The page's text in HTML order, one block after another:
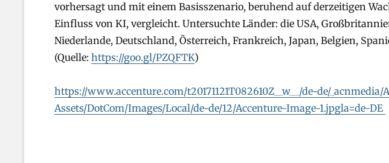
vorhersagt und mit einem Basisszenario, beruhend auf derzeitigen
Einfluss von KI, vergleicht. Untersuchte Länder: die USA,
Niederlande, Deutschland, Österreich, Frankreich, Japan, Belgien,
(Quelle: https://goo.gl/PZQFTK)
https://www.accenture.com/t20171121T082610Z__w__/de-de/
Assets/DotCom/Images/Local/de-de/12/Accenture-Image-1.jpgla=de-DE